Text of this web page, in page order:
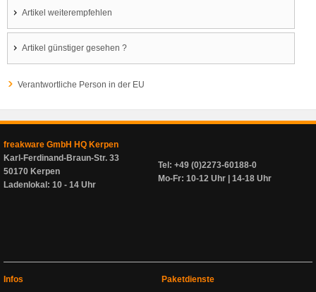
Artikel weiterempfehlen
Artikel günstiger gesehen ?
Verantwortliche Person in der EU
freakware GmbH HQ Kerpen
Karl-Ferdinand-Braun-Str. 33
50170 Kerpen
Ladenlokal: 10 - 14 Uhr
Tel: +49 (0)2273-60188-0
Mo-Fr: 10-12 Uhr | 14-18 Uhr
Infos
Paketdienste